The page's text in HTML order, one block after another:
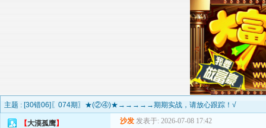
主题 : [30错06]〖074期〗★(②④)★→→→→→期期实战，请放心跟踪！√
【大漠孤鹰】 沙发 发表于: 2026-07-08 17:42